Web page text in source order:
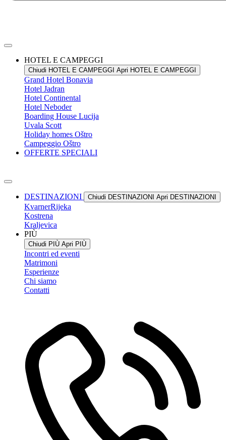
HOTEL E CAMPEGGI
Chiudi HOTEL E CAMPEGGI Apri HOTEL E CAMPEGGI
Grand Hotel Bonavia
Hotel Jadran
Hotel Continental
Hotel Neboder
Boarding House Lucija
Uvala Scott
Holiday homes Oštro
Campeggio Oštro
OFFERTE SPECIALI
DESTINAZIONI Chiudi DESTINAZIONI Apri DESTINAZIONI
KvarnerRijeka
Kostrena
Kraljevica
PIÙ
Chiudi PIÙ Apri PIÙ
Incontri ed eventi
Matrimoni
Esperienze
Chi siamo
Contatti